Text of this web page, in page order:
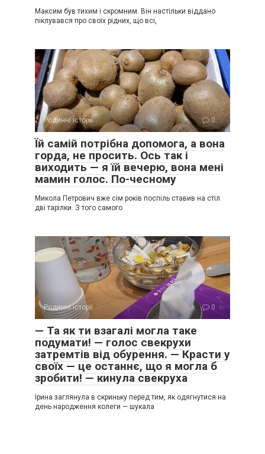
Максим був тихим і скромним. Він настільки віддано
піклувався про своїх рідних, що всі,
Родинні історії 0
Їй самій потрібна допомога, а вона
горда, не просить. Ось так і
виходить — я їй вечерю, вона мені
мамин голос. По-чесному
Микола Петрович вже сім років поспіль ставив на стіл
дві тарілки. З того самого
Родинні історії 0
— Та як ти взагалі могла таке
подумати! — голос свекрухи
затремтів від обурення. — Красти у
своїх — це останнє, що я могла б
зробити! — кинула свекруха
Ірина заглянула в скриньку перед тим, як одягнутися на
день народження колеги — шукала